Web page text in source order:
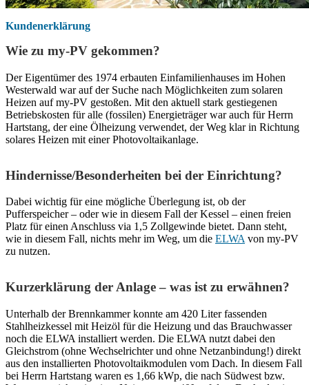
Kundenerklärung
Wie zu my-PV gekommen?
Der Eigentümer des 1974 erbauten Einfamilienhauses im Hohen
Westerwald war auf der Suche nach Möglichkeiten zum solaren
Heizen auf my-PV gestoßen. Mit den aktuell stark gestiegenen
Betriebskosten für alle (fossilen) Energieträger war auch für Herrn
Hartstang, der eine Ölheizung verwendet, der Weg klar in Richtung
solares Heizen mit einer Photovoltaikanlage.
Hindernisse/Besonderheiten bei der Einrichtung?
Dabei wichtig für eine mögliche Überlegung ist, ob der
Pufferspeicher – oder wie in diesem Fall der Kessel – einen freien
Platz für einen Anschluss via 1,5 Zollgewinde bietet. Dann steht,
wie in diesem Fall, nichts mehr im Weg, um die ELWA von my-PV
zu nutzen.
Kurzerklärung der Anlage – was ist zu erwähnen?
Unterhalb der Brennkammer konnte am 420 Liter fassenden
Stahlheizkessel mit Heizöl für die Heizung und das Brauchwasser
noch die ELWA installiert werden. Die ELWA nutzt dabei den
Gleichstrom (ohne Wechselrichter und ohne Netzanbindung!) direkt
aus den installierten Photovoltaikmodulen vom Dach. In diesem Fall
bei Herrn Hartstang waren es 1,66 kWp, die nach Südwest bzw.